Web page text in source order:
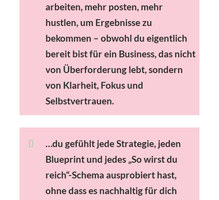
arbeiten, mehr posten, mehr
hustlen, um Ergebnisse zu
bekommen – obwohl du eigentlich
bereit bist für ein Business, das nicht
von Überforderung lebt, sondern
von Klarheit, Fokus und
Selbstvertrauen.
…du gefühlt jede Strategie, jeden
Blueprint und jedes „So wirst du
reich“-Schema ausprobiert hast,
ohne dass es nachhaltig für dich